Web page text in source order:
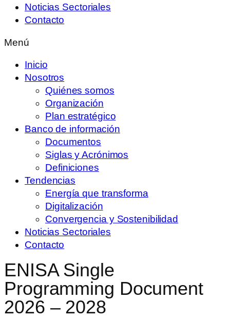
Noticias Sectoriales
Contacto
Menú
Inicio
Nosotros
Quiénes somos
Organización
Plan estratégico
Banco de información
Documentos
Siglas y Acrónimos
Definiciones
Tendencias
Energía que transforma
Digitalización
Convergencia y Sostenibilidad
Noticias Sectoriales
Contacto
ENISA Single
Programming Document
2026 – 2028